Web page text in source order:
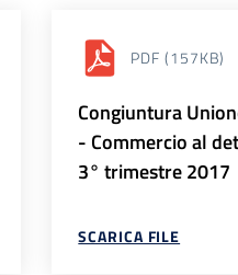
PDF (157KB)
Congiuntura
- Commercio al
3° trimestre 2017
SCARICA FILE